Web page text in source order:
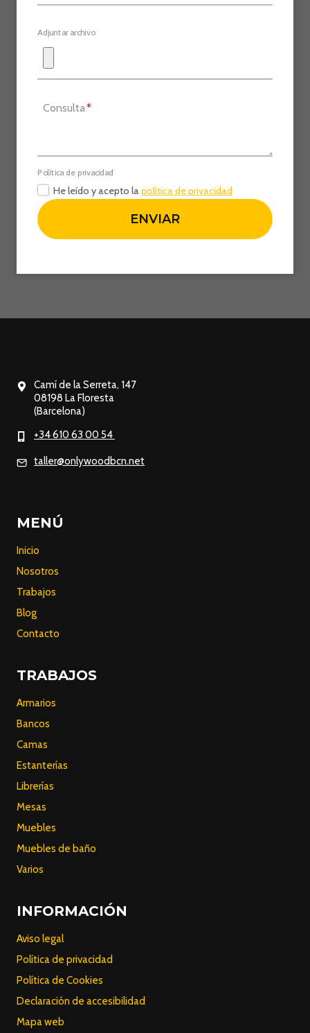
Adjuntar archivo
Consulta*
Política de privacidad
He leído y acepto lapolítica de privacidad
ENVIAR
Camí de la Serreta, 147
08198 La Floresta
(Barcelona)
+34 610 63 00 54
taller@onlywoodbcn.net
MENÚ
Inicio
Nosotros
Trabajos
Blog
Contacto
TRABAJOS
Armarios
Bancos
Camas
Estanterías
Librerías
Mesas
Muebles
Muebles de baño
Varios
INFORMACIÓN
Aviso legal
Política de privacidad
Política de Cookies
Declaración de accesibilidad
Mapa web